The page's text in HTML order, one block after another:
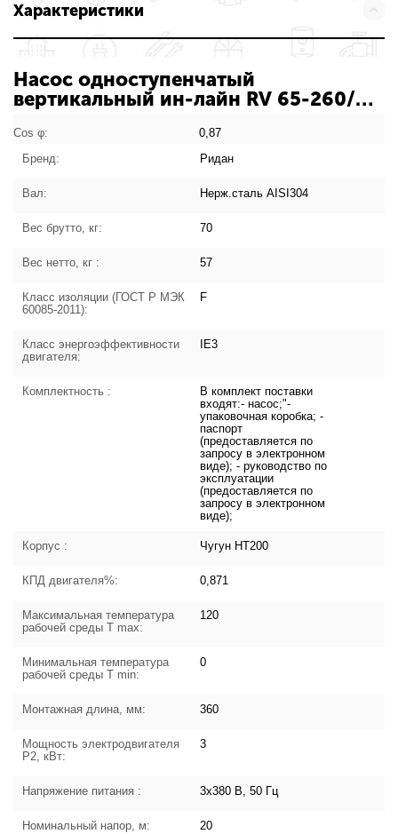
Характеристики
Насос одноступенчатый
вертикальный ин-лайн RV 65-260/2
Cos φ:
0,87
Бренд:
Ридан
Вал: Нерж.сталь AISI304
Вес брутто, кг: 70
Вес нетто, кг : 57
Класс изоляции (ГОСТ Р МЭК
60085-2011):
F
Класс энергоэффективности
двигателя:
IE3
Комплектность :
В комплект поставки
входят:- насос;"-
упаковочная коробка; -
паспорт
(предоставляется по
запросу в электронном
виде); - руководство по
эксплуатации
(предоставляется по
запросу в электронном
виде);
Корпус : Чугун HT200
КПД двигателя%: 0,871
Максимальная температура
рабочей среды T max:
120
Минимальная температура
рабочей среды T min:
0
Монтажная длина, мм: 360
Мощность электродвигателя
P2, кВт:
3
Напряжение питания : 3х380 В, 50 Гц
Номинальный напор, м: 20